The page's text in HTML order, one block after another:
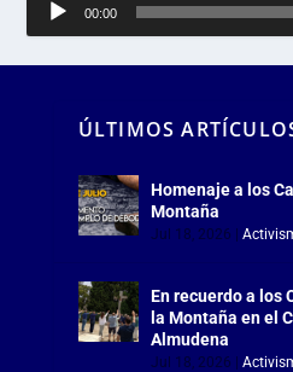
00:00
ÚLTIMOS
Homenaje a los
Montaña
Jul 18, 2026 |
En recuerdo a los
la Montaña en el
Almudena
Jul 18, 2026 |